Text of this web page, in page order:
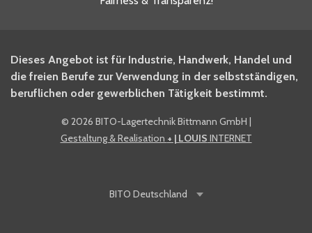
und akzeptiere diese.
BITO Newsletter Fachwissen
Intralogistiker anmelden.
Ja, ich möchte mich für den
BITO Shop-Newsletter
Dieses Angebot ist für Industrie, Handwerk, Handel und
die freien Berufe zur Verwendung in der selbstständigen,
beruflichen oder gewerblichen Tätigkeit bestimmt.
© 2026 BITO-Lagertechnik Bittmann GmbH |
Gestaltung & Realisation + | LOUIS INTERNET
BITO Deutschland